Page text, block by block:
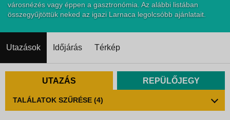
városnézés vagy éppen a gasztronómia. Az alábbi listában
összegyűjtöttük neked az igazi Larnaca legolcsóbb ajánlatait.
Utazások Időjárás Térkép
UTAZÁS REPÜLŐJEGY
TALÁLATOK SZŰRÉSE (4)